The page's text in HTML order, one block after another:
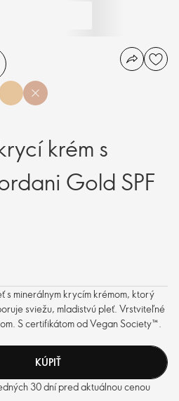
krém s
Gold SPF
minerálnym krycím krémom, ktorý
sviežu, mladistvú pleť. Vrstviteľné
S certifikátom od Vegan Society™.
KÚPIŤ
30 dní pred aktuálnou cenou